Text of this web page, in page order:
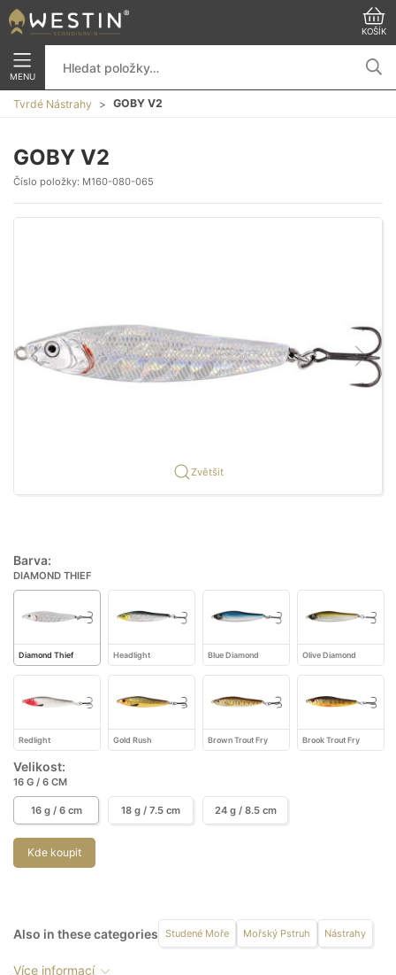
KOŠÍK
MENU
Tvrdé Nástrahy GOBY V2
GOBY V2
Číslo položky: M160-080-065
Zvětšit
Barva:
DIAMOND THIEF
Diamond Thief Headlight Blue Diamond Olive Diamond
Redlight Gold Rush Brown Trout Fry Brook Trout Fry
Velikost:
16 G / 6 CM
16 g / 6 cm 18 g / 7.5 cm 24 g / 8.5 cm
Kde koupit
Also in these categories Studené Moře Mořský Pstruh Nástrahy
Více informací